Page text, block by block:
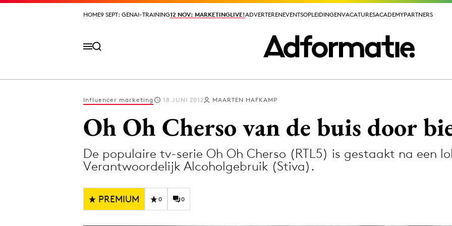
HOME9 SEPT: GENAI-TRAINING12 NOV: MARKETINGLIVE!ADVERTERENEVENTSOPLEIDINGENVACATURESACADEMYPARTNERS
HOME9 SEPT: GENAI-TRAINING12 NOV: MARKETINGLIVE!ADVERTERENEVENTSOPLEIDINGENVACATURESACADEMYPARTNERS
Digital transformation
Diversiteit
Influencer marketing 18 JUNI 2012 MAARTEN HAFKAMP
Oh Oh Cherso van de buis door
De populaire tv-serie Oh Oh Cherso (RTL5) is gestaakt na een
Verantwoordelijk Alcoholgebruik (Stiva).
PREMIUM 0 0